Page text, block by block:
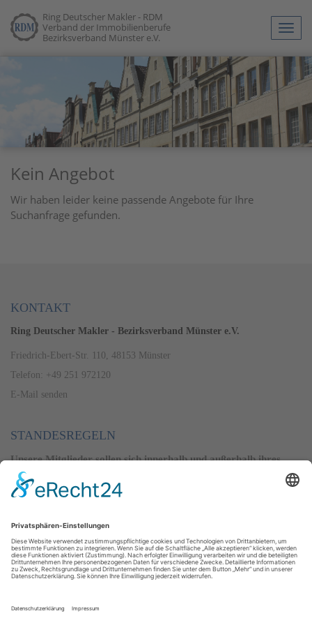
Ring Deutscher Makler - RDM
Verband der Immobilienberufe
Bezirksverband Münster e.V.
Kein Angebot
Wir haben leider keine passende Angebote für Ihre
Suchanfrage gefunden.
KONTAKT
Ring Deutscher Makler - Bezirksverband Münster e.V.
Friedrich-Ebert-Str. 110, 48153 Münster
Telefon: +49 251 972120
E-Mail senden
STANDESREGELN
Unsere Mitglieder sollen sich innerhalb und außerhalb ihres
Berufsstandes ihrer besonderen Vertrauensstellung und der
volkswirtschaftlichen Verantwortung würdig erweisen.
PREISSPIEGEL
Der RDM erstellt seit 1971 einen Preisspiegel. Er gibt Auskunft
den Regierungsbezirk Münster mit ein paar Ausnahmen